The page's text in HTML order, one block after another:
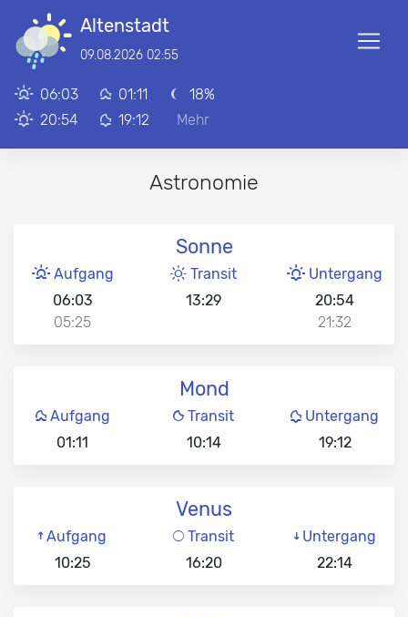
Altenstadt
09.08.2026 02:55
06:03
20:54
01:11
19:12
18%
Mehr
Astronomie
Sonne
Aufgang
06:03
05:25
Transit
13:29
Untergang
20:54
21:32
Mond
Aufgang
01:11
Transit
10:14
Untergang
19:12
Venus
Aufgang
10:25
Transit
16:20
Untergang
22:14